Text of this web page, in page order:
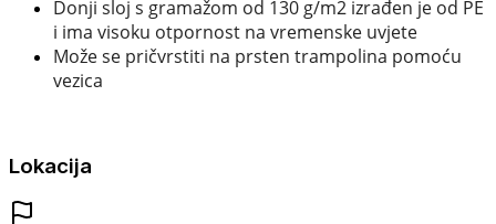
Donji sloj s gramažom od 130 g/m2 izrađen je od PE
i ima visoku otpornost na vremenske uvjete
Može se pričvrstiti na prsten trampolina pomoću
vezica
Lokacija